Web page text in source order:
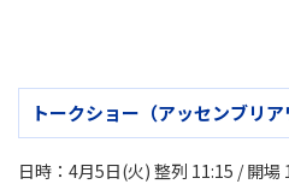
トークショー（アッセンブリア
日時：4月5日(火) 整列 11:15 / 開場